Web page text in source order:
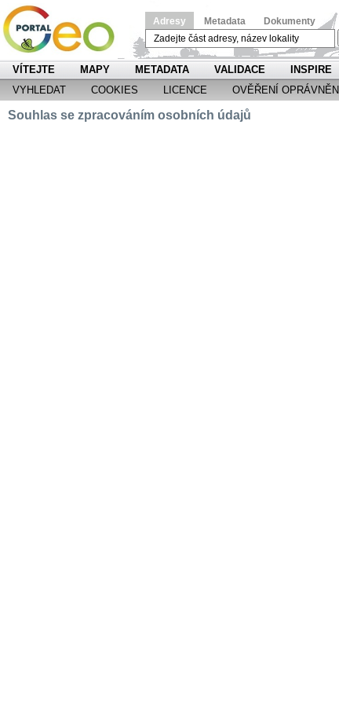
Adresy Metadata Dokumenty
VÍTEJTE MAPY METADATA VALIDACE INSPIRE
VYHLEDAT
COOKIES LICENCE OVĚŘENÍ OPRÁVNĚNÍ
Souhlas se zpracováním osobních údajů